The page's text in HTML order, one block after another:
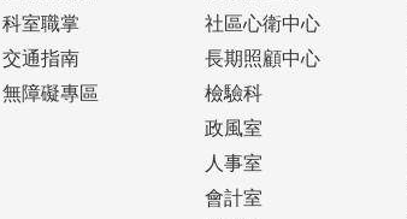
科室職掌
交通指南
無障礙專區
社區心衛中心
長期照顧中心
檢驗科
政風室
人事室
會計室